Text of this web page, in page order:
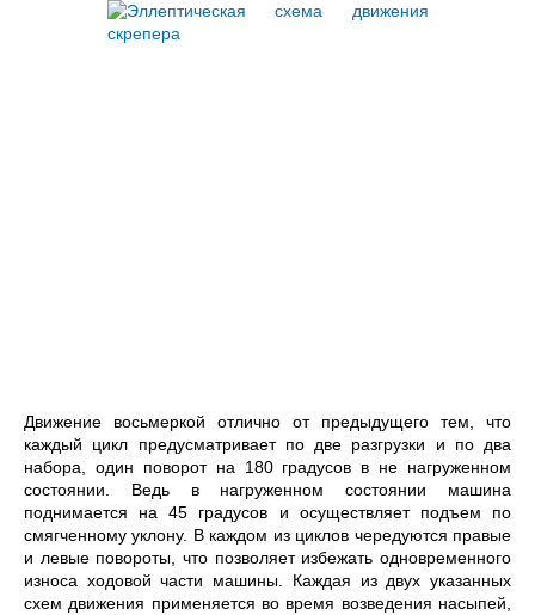
Движение восьмеркой отлично от предыдущего тем, что
каждый цикл предусматривает по две разгрузки и по два
набора, один поворот на 180 градусов в не нагруженном
состоянии. Ведь в нагруженном состоянии машина
поднимается на 45 градусов и осуществляет подъем по
смягченному уклону. В каждом из циклов чередуются правые
и левые повороты, что позволяет избежать одновременного
износа ходовой части машины. Каждая из двух указанных
схем движения применяется во время возведения насыпей,